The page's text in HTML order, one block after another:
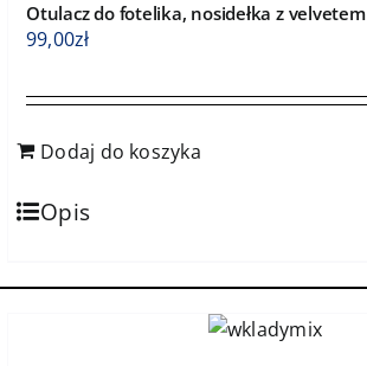
Otulacz do fotelika, nosidełka z velvetem
99,00zł
Dodaj do koszyka
Opis